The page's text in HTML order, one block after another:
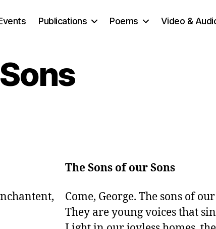
Publications Poems Video &
The Sons of our Sons
Come, George. The sons of
They are young voices that